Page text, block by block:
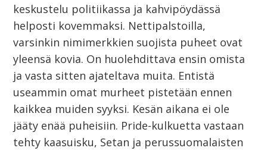
keskustelu politiikassa ja kahvipöydässä
helposti kovemmaksi. Nettipalstoilla,
varsinkin nimimerkkien suojista puheet ovat
yleensä kovia. On huolehdittava ensin omista
ja vasta sitten ajateltava muita. Entistä
useammin omat murheet pistetään ennen
kaikkea muiden syyksi. Kesän aikana ei ole
jääty enää puheisiin. Pride-kulkuetta vastaan
tehty kaasuisku, Setan ja perussuomalaisten